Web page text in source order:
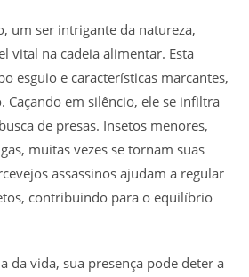
um ser intrigante da natureza,
vital na cadeia alimentar. Esta
esguio e características marcantes,
Caçando em silêncio, ele se infiltra
de presas. Insetos menores,
muitas vezes se tornam suas
assassinos ajudam a regular
contribuindo para o equilíbrio
da vida, sua presença pode deter a